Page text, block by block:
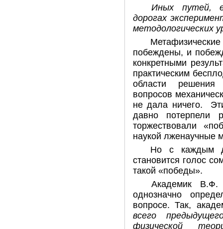
Иных путей,
дорогах
методологических
побеждены, и
конкретными
практическим
области решения
вопросов
не дала ничего.
давно потерпели
торжествовали
наукой лженаучные
Но с каждым
становится голос
такой «победы».
Академик В.Ф.
однозначно
вопросе. Так,
всего
физической